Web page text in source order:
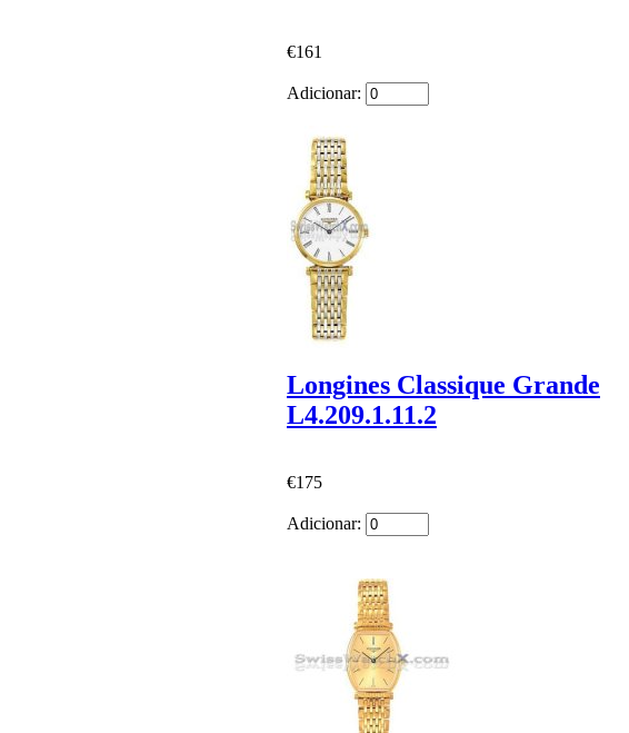
€161
Adicionar:
Longines Classique Grande
L4.209.1.11.2
€175
Adicionar: